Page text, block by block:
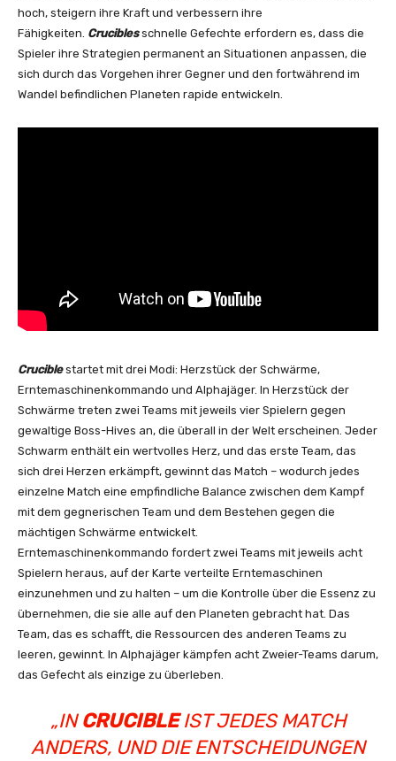
hoch, steigern ihre Kraft und verbessern ihre
Fähigkeiten. Cruciblesschnelle Gefechte erfordern es, dass die
Spieler ihre Strategien permanent an Situationen anpassen, die
sich durch das Vorgehen ihrer Gegner und den fortwährend im
Wandel befindlichen Planeten rapide entwickeln.
Cruciblestartet mit drei Modi: Herzstück der Schwärme,
Erntemaschinenkommando und Alphajäger. In Herzstück der
Schwärme treten zwei Teams mit jeweils vier Spielern gegen
gewaltige Boss-Hives an, die überall in der Welt erscheinen. Jeder
Schwarm enthält ein wertvolles Herz, und das erste Team, das
sich drei Herzen erkämpft, gewinnt das Match – wodurch jedes
einzelne Match eine empfindliche Balance zwischen dem Kampf
mit dem gegnerischen Team und dem Bestehen gegen die
mächtigen Schwärme entwickelt.
Erntemaschinenkommando fordert zwei Teams mit jeweils acht
Spielern heraus, auf der Karte verteilte Erntemaschinen
einzunehmen und zu halten – um die Kontrolle über die Essenz zu
übernehmen, die sie alle auf den Planeten gebracht hat. Das
Team, das es schafft, die Ressourcen des anderen Teams zu
leeren, gewinnt. In Alphajäger kämpfen acht Zweier-Teams darum,
das Gefecht als einzige zu überleben.
„INCRUCIBLEIST JEDES MATCH
ANDERS, UND DIE ENTSCHEIDUNGEN